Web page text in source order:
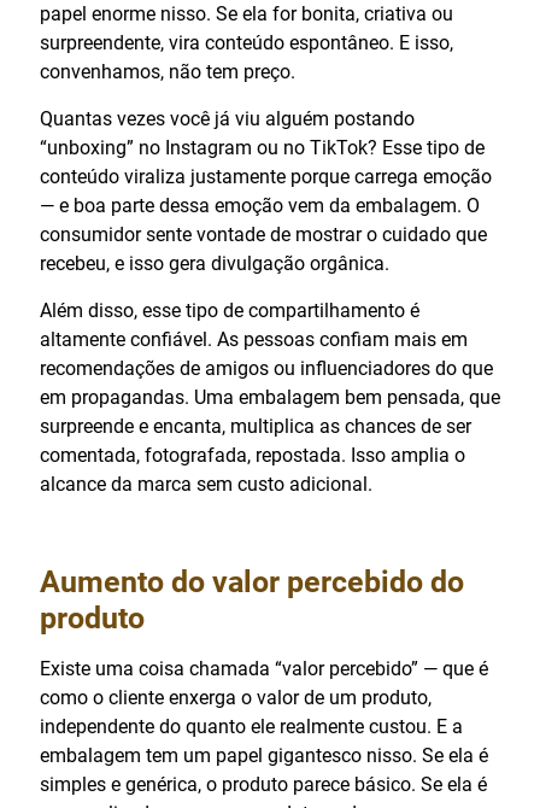
papel enorme nisso. Se ela for bonita, criativa ou
surpreendente, vira conteúdo espontâneo. E isso,
convenhamos, não tem preço.
Quantas vezes você já viu alguém postando
“unboxing” no Instagram ou no TikTok? Esse tipo de
conteúdo viraliza justamente porque carrega emoção
— e boa parte dessa emoção vem da embalagem. O
consumidor sente vontade de mostrar o cuidado que
recebeu, e isso gera divulgação orgânica.
Além disso, esse tipo de compartilhamento é
altamente confiável. As pessoas confiam mais em
recomendações de amigos ou influenciadores do que
em propagandas. Uma embalagem bem pensada, que
surpreende e encanta, multiplica as chances de ser
comentada, fotografada, repostada. Isso amplia o
alcance da marca sem custo adicional.
Aumento do valor percebido do
produto
Existe uma coisa chamada “valor percebido” — que é
como o cliente enxerga o valor de um produto,
independente do quanto ele realmente custou. E a
embalagem tem um papel gigantesco nisso. Se ela é
simples e genérica, o produto parece básico. Se ela é